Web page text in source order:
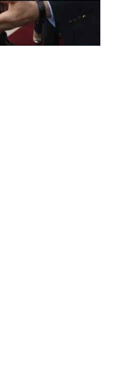
DE LA RESISTANCE